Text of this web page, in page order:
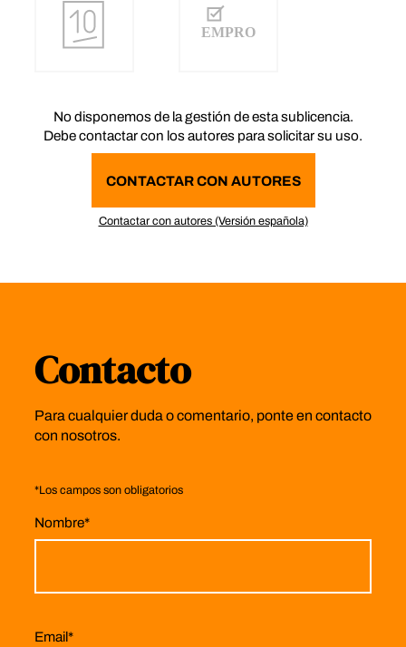
No disponemos de la gestión de esta sublicencia.
Debe contactar con los autores para solicitar su uso.
CONTACTAR CON AUTORES
Contactar con autores (Versión española)
Contacto
Para cualquier duda o comentario, ponte en contacto
con nosotros.
*Los campos son obligatorios
Nombre*
Email*